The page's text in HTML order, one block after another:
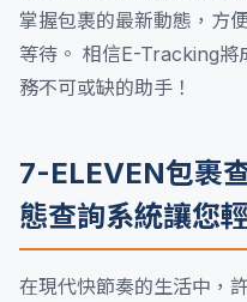
掌握包裹的最新動態，方
等待。 相信E-Tracking將
務不可或缺的助手！
7-ELEVEN包裹
態查詢系統讓您
在現代快節奏的生活中，